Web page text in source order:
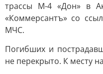
трассы М-4 «Дон» в
«Коммерсантъ» со
МЧС.
Погибших и
не перекрыто. К месту